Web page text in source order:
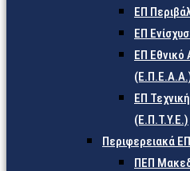
ΕΠ
ΕΠ
ΕΠ
ΕΠ
(Ε.Π.Τ.Υ.Ε.)
Περιφερειακά ΕΠ
ΠΕΠ